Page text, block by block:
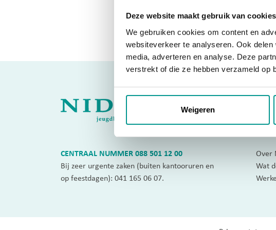
Deze website maakt gebruik van cookies
We gebruiken cookies om content en
websiteverkeer te analyseren. Ook
media, adverteren en analyse. Deze
verstrekt of die ze hebben verzameld op
Weigeren
Download notitie
CENTRAAL NUMMER088 501 12 00
Bij zeer urgente zaken (buiten kantooruren en
op feestdagen): 041 165 06 07.
Over
Wat